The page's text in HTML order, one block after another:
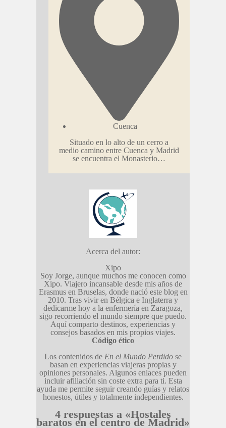
Cuenca
Situado en lo alto de un cerro a
medio camino entre Cuenca y Madrid
se encuentra el Monasterio…
Acerca del autor:
Xipo
Soy Jorge, aunque muchos me conocen como
Xipo. Viajero incansable desde mis años de
Erasmus en Bruselas, donde nació este blog en
2010. Tras vivir en Bélgica e Inglaterra y
dedicarme hoy a la enfermería en Zaragoza,
sigo recorriendo el mundo siempre que puedo.
Aquí comparto destinos, experiencias y
consejos basados en mis propios viajes.
Código ético
Los contenidos de En el Mundo Perdido se
basan en experiencias viajeras propias y
opiniones personales. Algunos enlaces pueden
incluir afiliación sin coste extra para ti. Esta
ayuda me permite seguir creando guías y relatos
honestos, útiles y totalmente independientes.
4 respuestas a «Hostales
baratos en el centro de Madrid»